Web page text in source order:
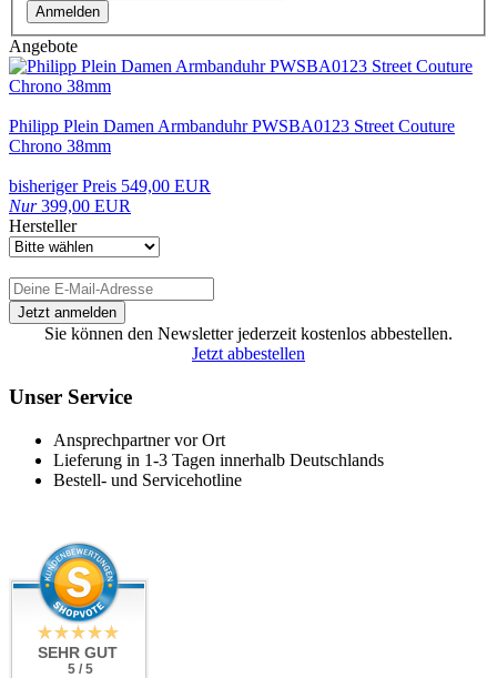
Anmelden
Angebote
Philipp Plein Damen Armbanduhr PWSBA0123 Street Couture
Chrono 38mm
bisheriger Preis 549,00 EUR
Nur399,00 EUR
Hersteller
Sie können den Newsletter jederzeit kostenlos abbestellen.
Jetzt abbestellen
Unser Service
Ansprechpartner vor Ort
Lieferung in 1-3 Tagen innerhalb Deutschlands
Bestell- und Servicehotline
SEHR GUT
5 / 5